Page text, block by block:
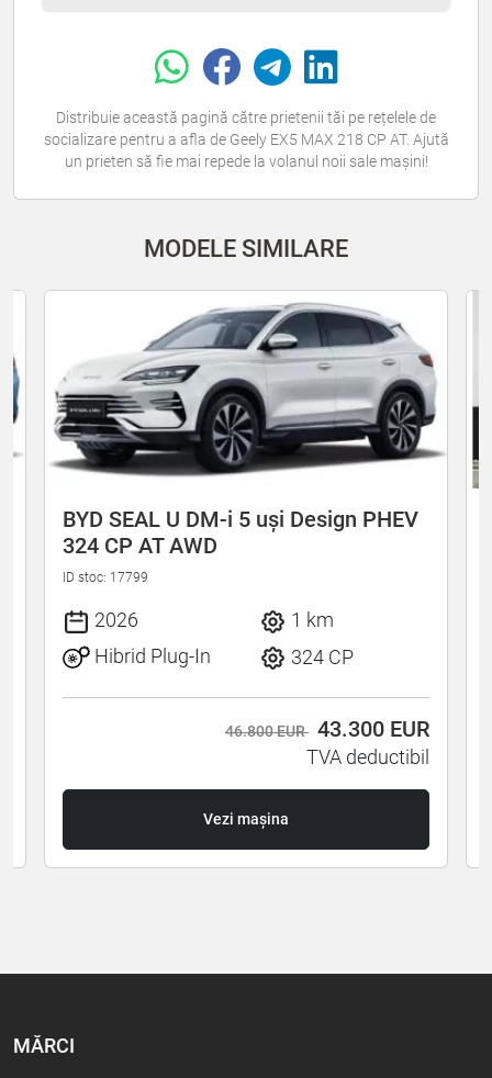
Distribuie această pagină către prietenii tăi pe rețelele de
socializare pentru a afla de Geely EX5 MAX 218 CP AT. Ajută
un prieten să fie mai repede la volanul noii sale mașini!
MODELE SIMILARE
BYD SEAL U DM-i 5 uși Design PHEV
324 CP AT AWD
ID stoc: 17799
2026
1 km
Hibrid Plug-In
324 CP
46.800 EUR 43.300 EUR
TVA deductibil
Vezi mașina
MĂRCI